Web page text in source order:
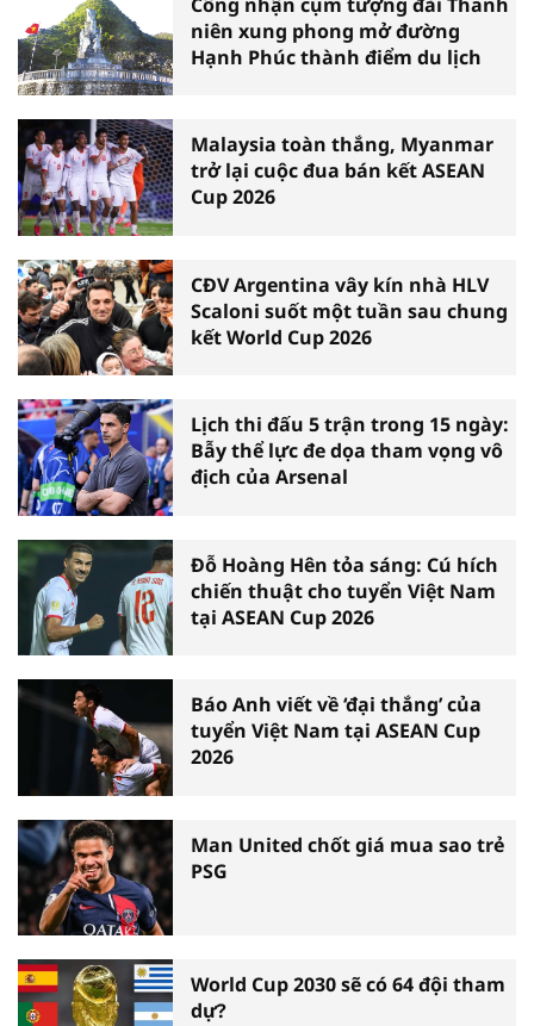
niên xung phong mở đường
Hạnh Phúc thành điểm du lịch
Malaysia toàn thắng, Myanmar
trở lại cuộc đua bán kết ASEAN
Cup 2026
CĐV Argentina vây kín nhà HLV
Scaloni suốt một tuần sau chung
kết World Cup 2026
Lịch thi đấu 5 trận trong 15 ngày:
Bẫy thể lực đe dọa tham vọng vô
địch của Arsenal
Đỗ Hoàng Hên tỏa sáng: Cú hích
chiến thuật cho tuyển Việt Nam
tại ASEAN Cup 2026
Báo Anh viết về ‘đại thắng’ của
tuyển Việt Nam tại ASEAN Cup
2026
Man United chốt giá mua sao trẻ
PSG
World Cup 2030 sẽ có 64 đội tham
dự?